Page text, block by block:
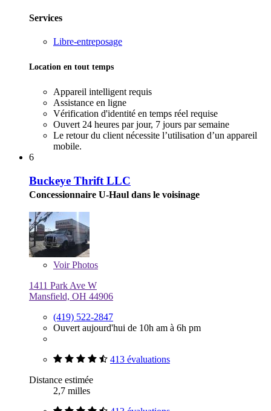
Services
Libre-entreposage
Location en tout temps
Appareil intelligent requis
Assistance en ligne
Vérification d'identité en temps réel requise
Ouvert 24 heures par jour, 7 jours par semaine
Le retour du client nécessite l’utilisation d’un appareil
mobile.
6
Buckeye Thrift LLC
Concessionnaire U-Haul dans le voisinage
VoirPhotos
1411 Park Ave W
Mansfield, OH 44906
(419) 522-2847
Ouvert aujourd'hui de 10h am à 6h pm
413 évaluations
Distance estimée
2,7 milles